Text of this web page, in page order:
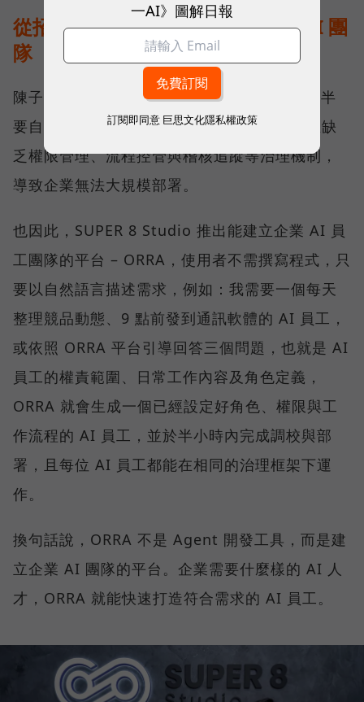
從招募一位 AI 員工，到管理一支 AI 團
隊
陳子龍觀察，市面上的 AI Agent 開發工具多半
要自行寫程式、設計工作流程或串接 API，且缺
乏權限管理、流程控管與稽核追蹤等治理機制，
導致企業無法大規模部署。
也因此，SUPER 8 Studio 推出能建立企業 AI 員
工團隊的平台 – ORRA，使用者不需撰寫程式，只
要以自然語言描述需求，例如：我需要一個每天
整理競品動態、9 點前發到通訊軟體的 AI 員工，
或依照 ORRA 平台引導回答三個問題，也就是 AI
員工的權責範圍、日常工作內容及角色定義，
ORRA 就會生成一個已經設定好角色、權限與工
作流程的 AI 員工，並於半小時內完成調校與部
署，且每位 AI 員工都能在相同的治理框架下運
作。
換句話說，ORRA 不是 Agent 開發工具，而是建
立企業 AI 團隊的平台。企業需要什麼樣的 AI 人
才，ORRA 就能快速打造符合需求的 AI 員工。
一AI》圖解日報
訂閱即同意 巨思文化隱私權政策